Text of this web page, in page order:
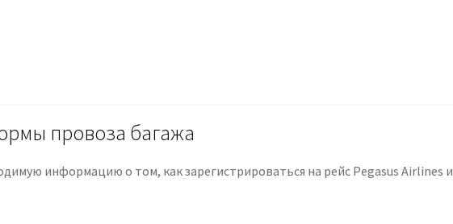
провоза багажа
информацию о том, как зарегистрироваться на рейс Pegasus Airlines